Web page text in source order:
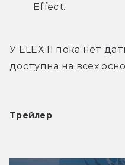
Effect.
У ELEX II пока нет
доступна на всех
Трейлер